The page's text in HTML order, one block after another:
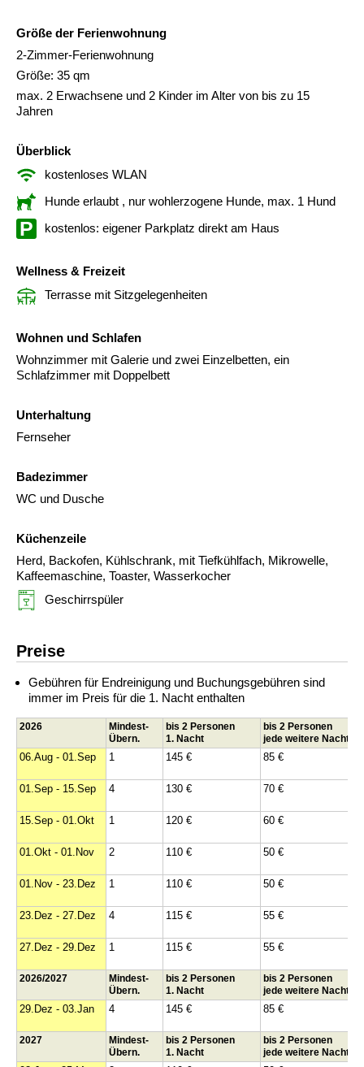
Größe der Ferienwohnung
2-Zimmer-Ferienwohnung
Größe: 35 qm
max. 2 Erwachsene und 2 Kinder im Alter von bis zu 15
Jahren
Überblick
kostenloses WLAN
Hunde erlaubt , nur wohlerzogene Hunde, max. 1 Hund
kostenlos: eigener Parkplatz direkt am Haus
Wellness & Freizeit
Terrasse mit Sitzgelegenheiten
Wohnen und Schlafen
Wohnzimmer mit Galerie und zwei Einzelbetten, ein
Schlafzimmer mit Doppelbett
Unterhaltung
Fernseher
Badezimmer
WC und Dusche
Küchenzeile
Herd, Backofen, Kühlschrank, mit Tiefkühlfach, Mikrowelle,
Kaffeemaschine, Toaster, Wasserkocher
Geschirrspüler
Preise
Gebühren für Endreinigung und Buchungsgebühren sind
immer im Preis für die 1. Nacht enthalten
2026
Mindest-
Übern.
bis 2 Personen
1. Nacht
bis 2 Personen
jede weitere Nacht
06.Aug - 01.Sep 1 145 € 85 €
01.Sep - 15.Sep
4 130 € 70 €
15.Sep - 01.Okt
1 120 € 60 €
01.Okt - 01.Nov
2 110 € 50 €
01.Nov - 23.Dez
1 110 € 50 €
23.Dez - 27.Dez
4 115 € 55 €
27.Dez - 29.Dez
1 115 € 55 €
2026/2027
Mindest-
Übern.
bis 2 Personen
1. Nacht
bis 2 Personen
jede weitere Nacht
29.Dez - 03.Jan 4 145 € 85 €
2027
Mindest-
Übern.
bis 2 Personen
1. Nacht
bis 2 Personen
jede weitere Nacht